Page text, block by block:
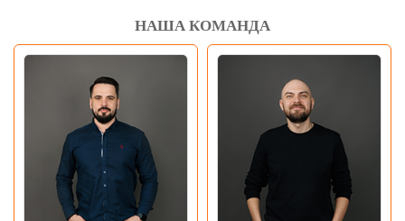
НАША КОМАНДА